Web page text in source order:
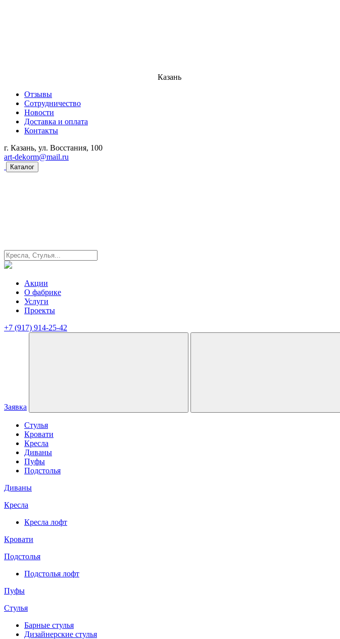
Казань
Отзывы
Сотрудничество
Новости
Доставка и оплата
Контакты
г. Казань, ул. Восстания, 100
art-dekorm@mail.ru
Каталог
Акции
О фабрике
Услуги
Проекты
+7 (917) 914-25-42
Заявка
Стулья
Кровати
Кресла
Диваны
Пуфы
Подстолья
Диваны
Кресла
Кресла лофт
Кровати
Подстолья
Подстолья лофт
Пуфы
Стулья
Барные cтулья
Дизайнерские cтулья